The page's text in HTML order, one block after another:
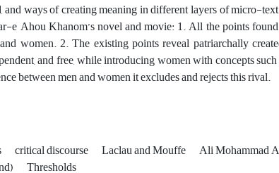
ways of creating meaning in different layers of micro-text
e Ahou Khanom’s novel and movie: 1. All the points
women. 2. The existing points reveal patriarchally
and free, while introducing women with concepts
between men and women it excludes and rejects this rival.
critical discourse Laclau and Mouffe Ali Mohammad
Thresholds